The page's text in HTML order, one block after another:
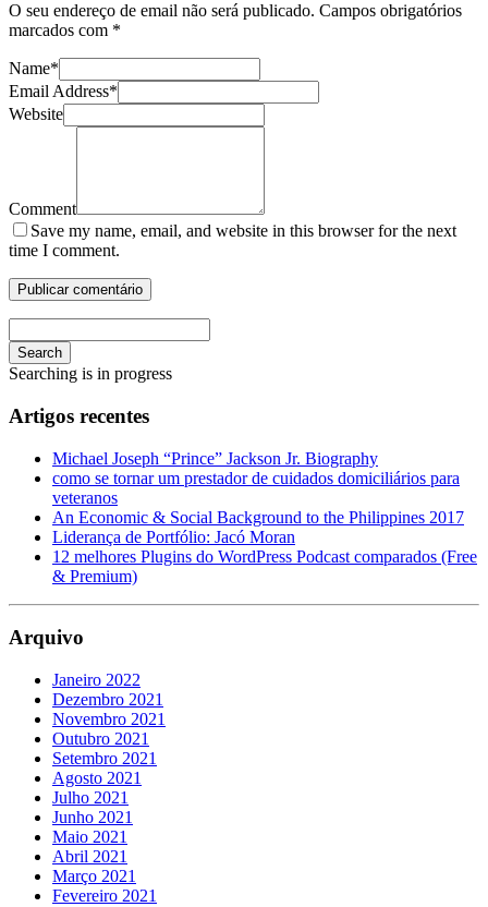
O seu endereço de email não será publicado. Campos obrigatórios
marcados com *
Name*
Email Address*
Website
Comment
Save my name, email, and website in this browser for the next
time I comment.
Search
Searching is in progress
Artigos recentes
Michael Joseph “Prince” Jackson Jr. Biography
como se tornar um prestador de cuidados domiciliários para
veteranos
An Economic & Social Background to the Philippines 2017
Liderança de Portfólio: Jacó Moran
12 melhores Plugins do WordPress Podcast comparados (Free
& Premium)
Arquivo
Janeiro 2022
Dezembro 2021
Novembro 2021
Outubro 2021
Setembro 2021
Agosto 2021
Julho 2021
Junho 2021
Maio 2021
Abril 2021
Março 2021
Fevereiro 2021